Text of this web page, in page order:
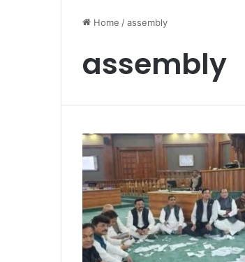
Home /assembly
assembly